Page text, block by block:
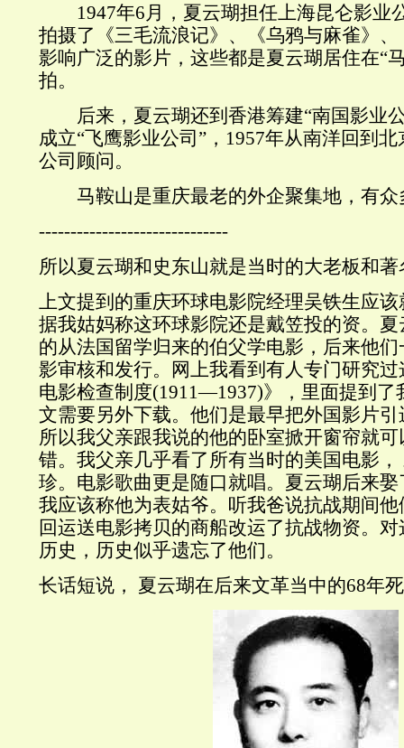
1947年6月，夏云瑚担任上海昆仑影业
拍摄了《三毛流浪记》、《乌鸦与麻雀》
影响广泛的影片，这些都是夏云瑚居住在“
拍。
后来，夏云瑚还到香港筹建“南国影业
成立“飞鹰影业公司”，1957年从南洋回到
公司顾问。
马鞍山是重庆最老的外企聚集地，有众
------------------------------
所以夏云瑚和史东山就是当时的大老板和
上文提到的重庆环球电影院经理吴铁生应
据我姑妈称这环球影院还是戴笠投的资。
的从法国留学归来的伯父学电影，后来他
影审核和发行。网上我看到有人专门研究过
电影检查制度(1911—1937)》，里面提到了
文需要另外下载。 他们是最早把外国影片
所以我父亲跟我说的他的卧室掀开窗帘就
错。我父亲几乎看了所有当时的美国电影
珍。电影歌曲更是随口就唱。夏云瑚后来
我应该称他为表姑爷。听我爸说抗战期间
回运送电影拷贝的商船改运了抗战物资。
历史，历史似乎遗忘了他们。
长话短说， 夏云瑚在后来文革当中的68年